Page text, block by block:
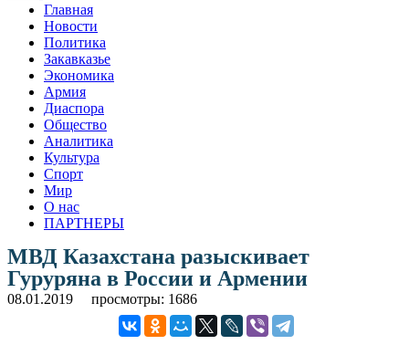
Главная
Новости
Политика
Закавказье
Экономика
Армия
Диаспора
Общество
Аналитика
Культура
Спорт
Мир
О нас
ПАРТНЕРЫ
МВД Казахстана разыскивает
Гуруряна в России и Армении
08.01.2019 просмотры: 1686